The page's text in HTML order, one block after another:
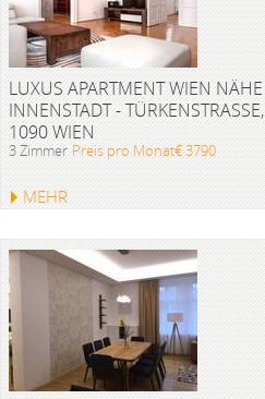
LUXUS APARTMENT WIEN NÄHE
INNENSTADT - TÜRKENSTRASSE, 1
090 WIEN
3 Zimmer Preis pro Monat€ 3790
MEHR